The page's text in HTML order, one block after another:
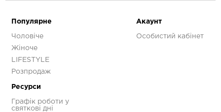
Колір
PROGRID OMNI 9
Популярне
Чоловіче
Жіноче
LIFESTYLE
Розпродаж
Акаунт
Особистий кабінет
Ресурси
Графік роботи у
святкові дні